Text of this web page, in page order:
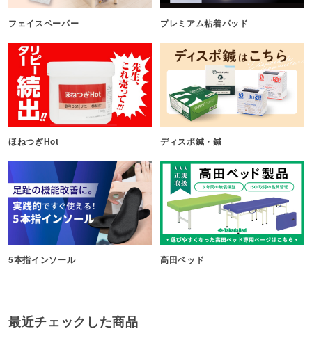
フェイスペーパー プレミアム粘着パッド
ほねつぎHot ディスポ鍼・鍼
5本指インソール 高田ベッド
最近チェックした商品